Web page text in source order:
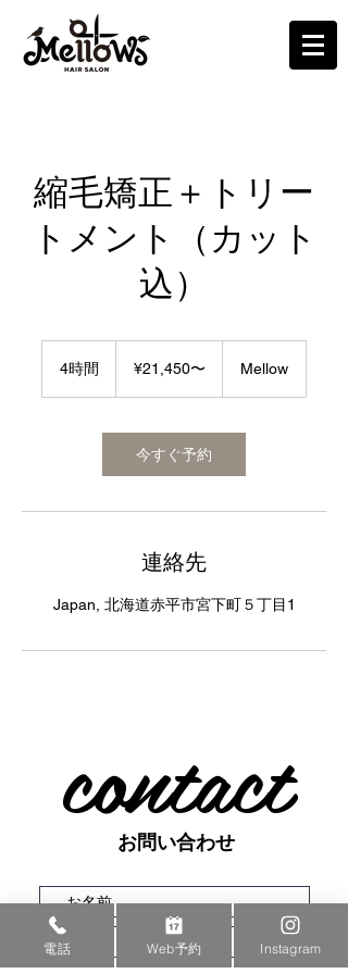
縮毛矯正＋トリー
トメント（カット
込）
4時間 ¥21,450〜 Mellow
今すぐ予約
連絡先
Japan, 北海道赤平市宮下町５丁目1
contact
お問い合わせ
電話 Web予約 Instagram